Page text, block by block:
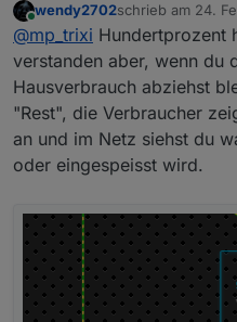
Ist es auch möglich
"rote" Kachel
gefunden, dass man
default blau)
dahinterhängenden
kann. Dann habe
Gesamtverbrauch.
den
rote Kachel hat, die
verständlich
Online
wendy2702schrieb am 24.
zuletzt editiert
@mp_trixi Hundertprozent
verstanden aber, wenn du
Hausverbrauch abziehst
"Rest", die Verbraucher
an und im Netz siehst du
oder eingespeisst wird.